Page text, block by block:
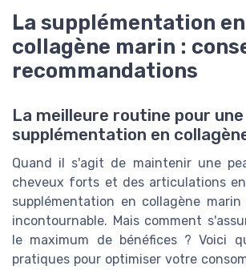
La supplémentation en
collagène marin :
recommandations
La meilleure routine pour une
supplémentation en
Quand il s'agit de maintenir une
cheveux forts et des articulations
supplémentation en collagène
incontournable. Mais comment
le maximum de bénéfices ? Voici
pratiques pour optimiser votre